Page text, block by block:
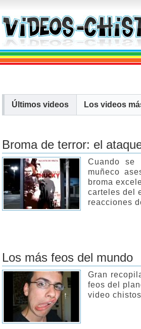
Últimos videos Losvideos
Broma de terror: el
Cuando se
muñeco
broma
carteles del
reacciones
Los más feos del mundo
Gran
feos del
video